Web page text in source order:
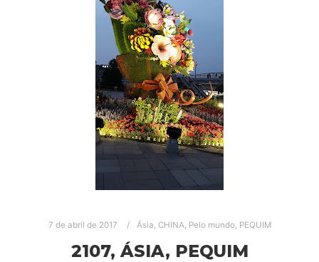
7 de abril de 2017 Ásia, CHINA, Pelo mundo, PEQUIM
2107, ÁSIA, PEQUIM